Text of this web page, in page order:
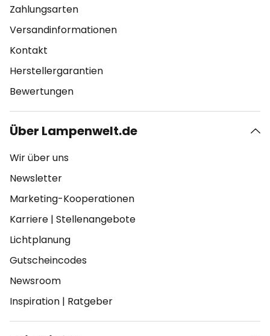
Zahlungsarten
Versandinformationen
Kontakt
Herstellergarantien
Bewertungen
Über Lampenwelt.de
Wir über uns
Newsletter
Marketing-Kooperationen
Karriere | Stellenangebote
Lichtplanung
Gutscheincodes
Newsroom
Inspiration | Ratgeber